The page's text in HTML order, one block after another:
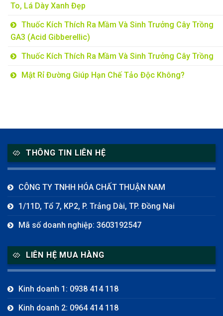
To, Lá Dày Xanh Đẹp
Thuốc Kích Thích Ra Mầm Và Sinh Trưởng Cây Trồng
GA3 (Acid Gibberellic)
Thuốc Kích Thích Ra Mầm Và Sinh Trưởng Cây Trồng
Mật Rỉ Đường Giúp Hạn Chế Tảo Độc Không?
THÔNG TIN LIÊN HỆ
CÔNG TY TNHH HÓA CHẤT THUẬN NAM
1/11D, Tổ 7, KP2, P. Trảng Dài, TP. Đồng Nai
Mã số doanh nghiệp: 3603192547
LIÊN HỆ MUA HÀNG
Kinh doanh 1: 0938 414 118
Kinh doanh 2: 0964 414 118